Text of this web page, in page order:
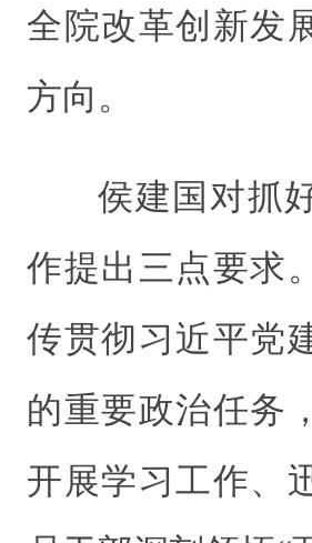
全院改革创新发
方向。
侯建国对抓
作提出三点要求
传贯彻习近平党
的重要政治任务
开展学习工作、